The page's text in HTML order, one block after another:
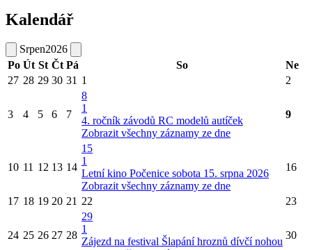
Kalendář
Srpen2026
Po Út St Čt Pá So
Ne
27 28 29 30 31 1 2
3 4 5 6 7
8
1
4. ročník závodů RC modelů autíček
Zobrazit všechny záznamy ze dne
9
10 11 12 13 14
15
1
Letní kino Počenice sobota 15. srpna 2026
Zobrazit všechny záznamy ze dne
16
17 18 19 20 21 22 23
24 25 26 27 28
29
1
Zájezd na festival Šlapání hroznů dívčí nohou
30